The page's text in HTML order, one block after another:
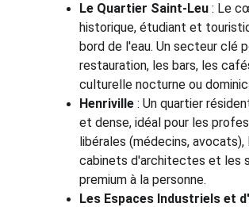
Le Quartier Saint-Leu : Le
historique, étudiant et
bord de l'eau. Un secteur clé
restauration, les bars, les
culturelle nocturne ou
Henriville : Un quartier
et dense, idéal pour les
libérales (médecins, avocats),
cabinets d'architectes et les
premium à la personne.
Les Espaces Industriels et